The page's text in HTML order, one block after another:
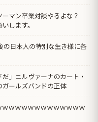
ーマン卒業対談やるよな？
します。
の日本人の特別な生き様に各
」ニルヴァーナのカート・
ールズバンドの正体
ｗｗｗｗｗｗｗｗｗｗｗｗｗ